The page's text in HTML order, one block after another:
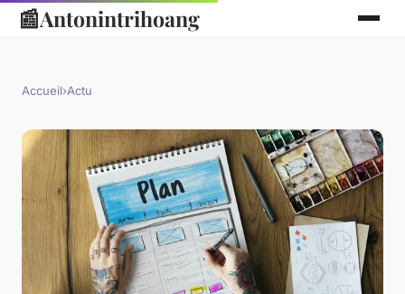
📰Antonintrihoang
Accueil›Actu